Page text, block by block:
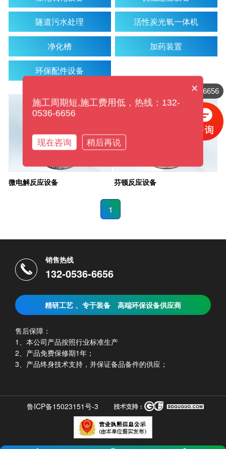
隧道污水处理 活性炭光氧一体机
净化槽 加药装置
环保配件设备
微电解反应设备 芬顿反应设备
1
销售热线
132-0536-6656
精研工艺 、专于装备 高端环保设备供应商
售后保障：
1、本公司产品按照行业标准生产
2、产品免费保修期1年；
3、产品终身技术支持，并保证备品备件的供应；
鲁ICP备15023151号-3
132-0536-6656
×
施工周期短,施工费用低，热线：132-
0536-6656
现在咨询 稍后再说